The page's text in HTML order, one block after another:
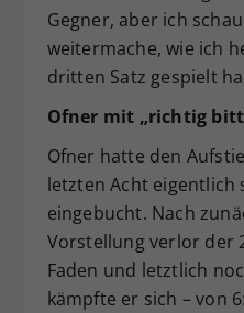
Gegner, aber ich
weitermache, wie ich
dritten Satz gespielt
Ofner mit „richtig
Ofner hatte den
letzten Acht eigentlich
eingebucht. Nach
Vorstellung verlor der
Faden und letztlich
kämpfte er sich – von